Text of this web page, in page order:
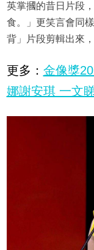
英掌摑的昔日片段
食。」更笑言會同
背」片段剪輯出來
更多： 金像獎
娜謝安琪 一文